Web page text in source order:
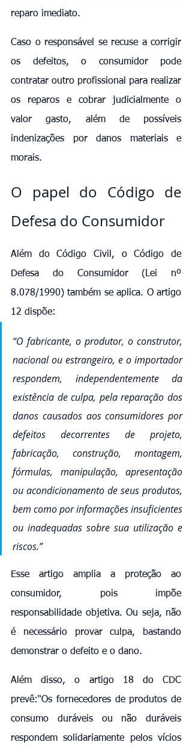
reparo imediato.
Caso o responsável se recuse a corrigir
os defeitos, o consumidor pode
contratar outro profissional para realizar
os reparos e cobrar judicialmente o
valor gasto, além de possíveis
indenizações por danos materiais e
morais.
O papel do Código de
Defesa do Consumidor
Além do Código Civil, o Código de
Defesa do Consumidor (Lei nº
8.078/1990) também se aplica. O artigo
12 dispõe:
“O fabricante, o produtor, o construtor,
nacional ou estrangeiro, e o importador
respondem, independentemente da
existência de culpa, pela reparação dos
danos causados aos consumidores por
defeitos decorrentes de projeto,
fabricação, construção, montagem,
fórmulas, manipulação, apresentação
ou acondicionamento de seus produtos,
bem como por informações insuficientes
ou inadequadas sobre sua utilização e
riscos.”
Esse artigo amplia a proteção ao
consumidor, pois impõe
responsabilidade objetiva. Ou seja, não
é necessário provar culpa, bastando
demonstrar o defeito e o dano.
Além disso, o artigo 18 do CDC
prevê:“Os fornecedores de produtos de
consumo duráveis ou não duráveis
respondem solidariamente pelos vícios